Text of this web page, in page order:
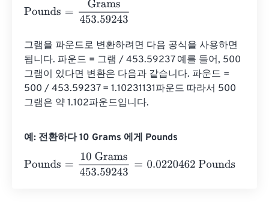
Pounds Grams453.59243
그램을 파운드로 변환하려면 다음 공식을 사용하면
됩니다. 파운드 = 그램 / 453.59237 예를 들어, 500
그램이 있다면 변환은 다음과 같습니다. 파운드 =
500 / 453.59237 = 1.10231131파운드 따라서 500
그램은 약 1.102파운드입니다.
예: 전환하다 10 Grams 에게 Pounds
Pounds
10 Grams453.59243 =0.0220462 Pounds